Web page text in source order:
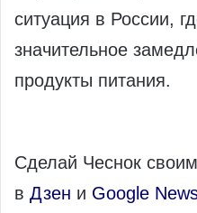
ситуация в России,
значительное
продукты питания.
Сделай Чеснок
в Дзен и Google